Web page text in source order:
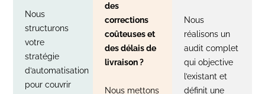
Nous
structurons
votre
stratégie
d’automatisation
pour couvrir
des
corrections
coûteuses et
des délais de
livraison ?
Nous mettons
Nous
réalisons un
audit complet
qui objective
l’existant et
définit une